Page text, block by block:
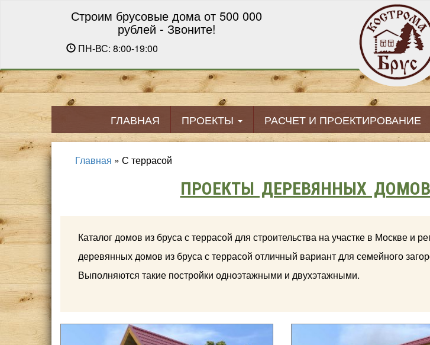
Строим брусовые дома от 500 000
рублей - Звоните!
ПН-ВС: 8:00-19:00
ГЛАВНАЯ ПРОЕКТЫ РАСЧЕТ И ПРОЕКТИРОВАНИЕ
Главная » С террасой
ПРОЕКТЫ ДЕРЕВЯННЫХ
Каталог домов из бруса с террасой для строительства на участке в Москве и
деревянных домов из бруса с террасой отличный вариант для семейного
Выполняются такие постройки одноэтажными и двухэтажными.